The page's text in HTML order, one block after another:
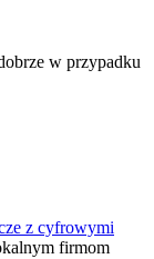
w przypadku
z cyfrowymi
firmom